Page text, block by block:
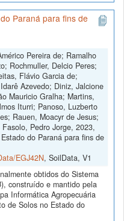
Paraná para fins de
Pereira de; Ramalho
Rochmuller, Delcio Peres;
Flávio Garcia de;
Azevedo; Diniz, Jalcione
Mauricio Gralha; Martins,
Iturri; Panoso, Luzberto
Rauen, Moacyr de Jesus;
Pedro Jorge, 2023,
do Paraná para fins de
EGJ42N, SoilData, V1
obtidos do Sistema
construído e mantido pela
Informática Agropecuária
de Solos no Estado do